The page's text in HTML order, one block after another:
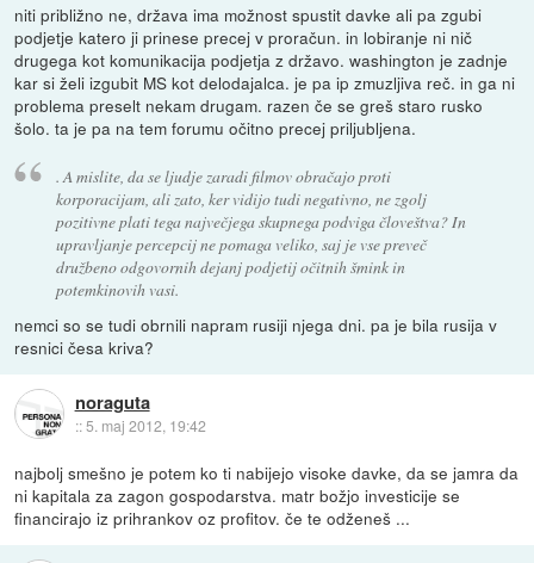
niti približno ne, država ima možnost spustit davke ali pa zgubi
podjetje katero ji prinese precej v proračun. in lobiranje ni nič
drugega kot komunikacija podjetja z državo. washington je zadnje
kar si želi izgubit MS kot delodajalca. je pa ip zmuzljiva reč. in ga ni
problema preselt nekam drugam. razen če se greš staro rusko
šolo. ta je pa na tem forumu očitno precej priljubljena.
. A mislite, da se ljudje zaradi filmov obračajo proti
korporacijam, ali zato, ker vidijo tudi negativno, ne zgolj
pozitivne plati tega največjega skupnega podviga človeštva? In
upravljanje percepcij ne pomaga veliko, saj je vse preveč
družbeno odgovornih dejanj podjetij očitnih šmink in
potemkinovih vasi.
nemci so se tudi obrnili napram rusiji njega dni. pa je bila rusija v
resnici česa kriva?
noraguta
::5. maj 2012, 19:42
najbolj smešno je potem ko ti nabijejo visoke davke, da se jamra da
ni kapitala za zagon gospodarstva. matr božjo investicije se
financirajo iz prihrankov oz profitov. če te odženeš ...